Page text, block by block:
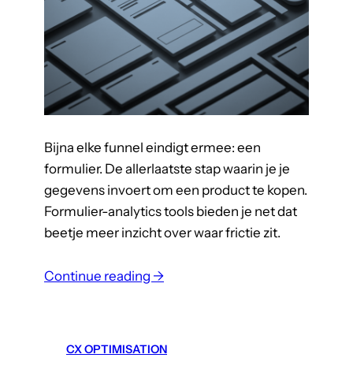
d
i
a
n
h
Bijna elke funnel eindigt ermee: een
formulier. De allerlaatste stap waarin je je
gegevens invoert om een product te kopen.
Formulier-analytics tools bieden je net dat
beetje meer inzicht over waar frictie zit.
Continue reading →:
CX OPTIMISATION